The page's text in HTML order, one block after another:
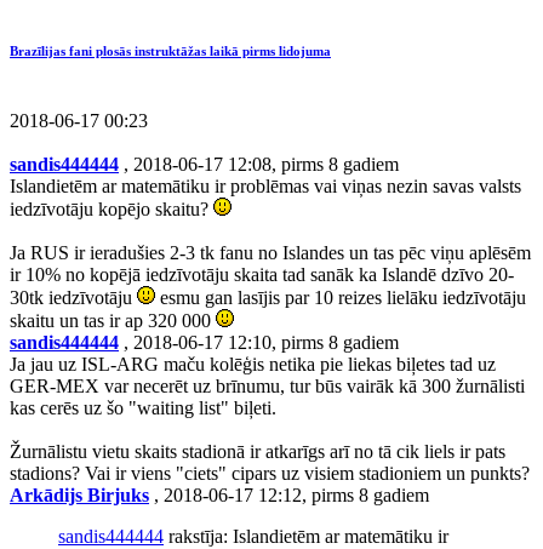
Brazīlijas fani plosās instruktāžas laikā pirms lidojuma
2018-06-17 00:23
sandis444444 , 2018-06-17 12:08, pirms 8 gadiem
Islandietēm ar matemātiku ir problēmas vai viņas nezin savas valsts
iedzīvotāju kopējo skaitu?
Ja RUS ir ieradušies 2-3 tk fanu no Islandes un tas pēc viņu aplēsēm
ir 10% no kopējā iedzīvotāju skaita tad sanāk ka Islandē dzīvo 20-
30tk iedzīvotāju
esmu gan lasījis par 10 reizes lielāku iedzīvotāju
skaitu un tas ir ap 320 000
sandis444444 , 2018-06-17 12:10, pirms 8 gadiem
Ja jau uz ISL-ARG maču kolēģis netika pie liekas biļetes tad uz
GER-MEX var necerēt uz brīnumu, tur būs vairāk kā 300 žurnālisti
kas cerēs uz šo "waiting list" biļeti.
Žurnālistu vietu skaits stadionā ir atkarīgs arī no tā cik liels ir pats
stadions? Vai ir viens "ciets" cipars uz visiem stadioniem un punkts?
Arkādijs Birjuks , 2018-06-17 12:12, pirms 8 gadiem
sandis444444 rakstīja: Islandietēm ar matemātiku ir